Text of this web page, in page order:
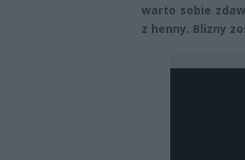
warto sobie
z henny. Blizny